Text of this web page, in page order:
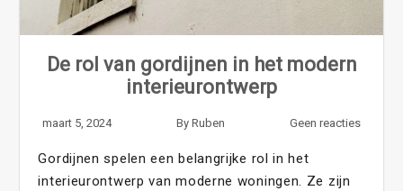
De rol van gordijnen in het modern
interieurontwerp
maart 5, 2024 By Ruben Geen reacties
Gordijnen spelen een belangrijke rol in het
interieurontwerp van moderne woningen. Ze zijn